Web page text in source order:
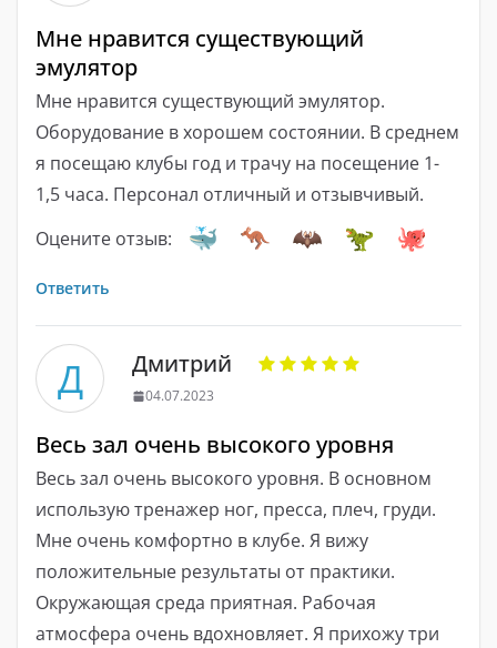
Мне нравится существующий
эмулятор
Мне нравится существующий эмулятор.
Оборудование в хорошем состоянии. В среднем
я посещаю клубы год и трачу на посещение 1-
1,5 часа. Персонал отличный и отзывчивый.
Оцените отзыв:
Ответить
Д Дмитрий
04.07.2023
Весь зал очень высокого уровня
Весь зал очень высокого уровня. В основном
использую тренажер ног, пресса, плеч, груди.
Мне очень комфортно в клубе. Я вижу
положительные результаты от практики.
Окружающая среда приятная. Рабочая
атмосфера очень вдохновляет. Я прихожу три